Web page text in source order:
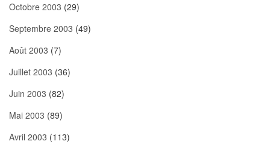
Octobre 2003 (29)
Septembre 2003 (49)
Août 2003 (7)
Juillet 2003 (36)
Juin 2003 (82)
Mai 2003 (89)
Avril 2003 (113)